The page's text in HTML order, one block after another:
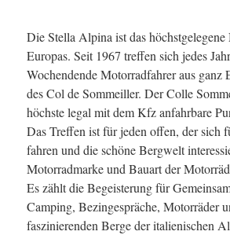
Die Stella Alpina ist das
Europas. Seit 1967 treffen sich jedes
Wochendende Motorradfahrer aus ganz
des Col de Sommeiller. Der Colle
höchste legal mit dem Kfz anfahrbare
Das Treffen ist für jeden offen, der sich
fahren und die schöne Bergwelt
Motorradmarke und Bauart der
Es zählt die Begeisterung für
Camping, Bezingespräche, Motorräder
faszinierenden Berge der italienischen